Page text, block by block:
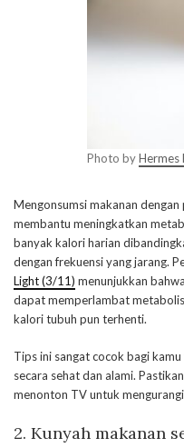
Photo byHermes
Mengonsumsi makanan
membantu meningkatkan
banyak kalori harian
dengan frekuensi yang jarang.
Light (3/11) menunjukkan bahwa
dapat memperlambat
kalori tubuh pun terhenti.
Tips ini sangat cocok bagi
secara sehat dan alami.
menonton TV untuk
2. Kunyah makanan